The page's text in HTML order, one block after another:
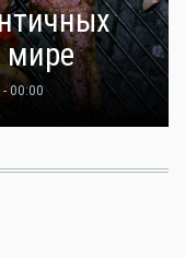
мире
- 00:00